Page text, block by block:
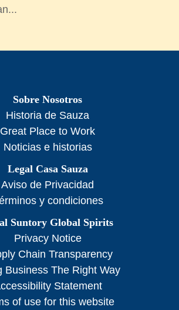
Sobre Nosotros
Historia de Sauza
Great Place to Work
Noticias e historias
Legal Casa Sauza
Aviso de Privacidad
y condiciones
Suntory Global Spirits
Privacy Notice
Chain Transparency
Business The Right Way
Statement
of use for this website